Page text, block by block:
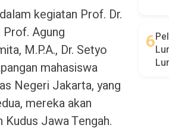
kegiatan Prof. Dr.
Prof. Agung
M.P.A., Dr. Setyo
mahasiswa
Negeri Jakarta, yang
mereka akan
Jawa Tengah.